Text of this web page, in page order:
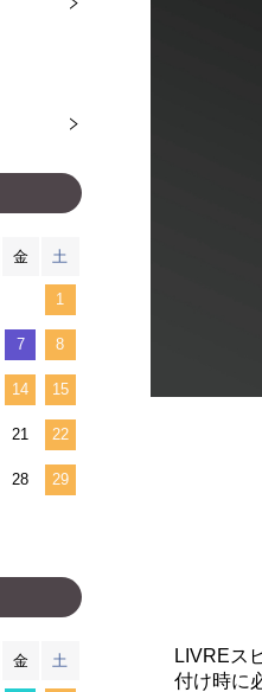
LIVREス
付け時に
金 土
1
7 8
14 15
21 22
28 29
金 土